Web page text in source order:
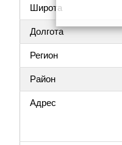
Широта
Долгота
Регион
Район
Адрес